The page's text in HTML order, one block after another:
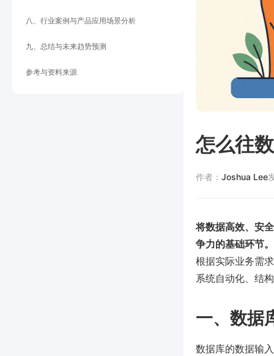
八、行业案例与产品应用场景分析
九、总结与未来趋势预测
参考与资料来源
怎么往
作者： Joshua Lee
将数据高效、安
争力的基础环节。
根据实际业务需
系统自动化、结
一、数据
数据库的数据输